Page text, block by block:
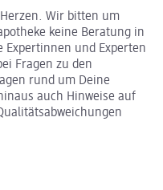
Wir bitten um
keine Beratung in
Expertinnen und Experten
Fragen zu den
rund um Deine
auch Hinweise auf